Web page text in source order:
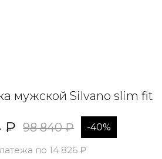
мужской Silvano slim fit
₽ 98 840 ₽ -40%
по 14 826 ₽